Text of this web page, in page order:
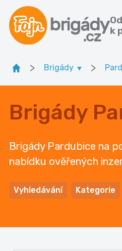
k
> Brigády >
Brigády
Brigády Pardubice na
nabídku ověřených
Vyhledávání Kategorie